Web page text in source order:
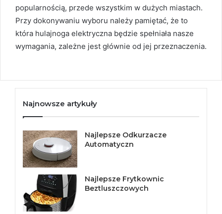
popularnością, przede wszystkim w dużych miastach.
Przy dokonywaniu wyboru należy pamiętać, że to
która hulajnoga elektryczna będzie spełniała nasze
wymagania, zależne jest głównie od jej przeznaczenia.
Najnowsze artykuły
Najlepsze Odkurzacze
Automatyczn
Najlepsze Frytkownic
Beztluszczowych